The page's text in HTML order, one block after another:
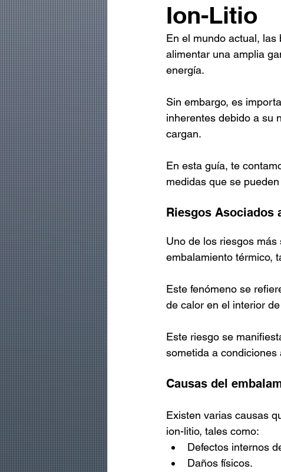
Ion-Litio
En el mundo actual,
alimentar una amplia
energía.
Sin embargo, es
inherentes debido a su
cargan.
En esta guía, te
medidas que se
Riesgos Asociados
Uno de los riesgos
embalamiento térmico,
Este fenómeno se
de calor en el interior
Este riesgo se
sometida a condiciones
Causas del
Existen varias causas
ion-litio, tales como:
Defectos internos
Daños físicos.